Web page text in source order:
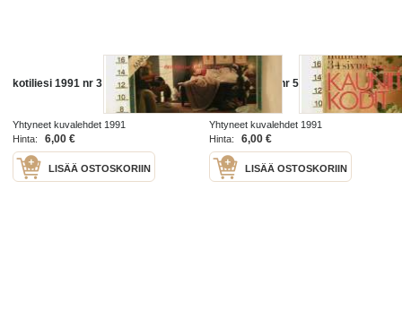
kotiliesi 1991 nr 3
Yhtyneet kuvalehdet 1991
Hinta:
6,00 €
LISÄÄ OSTOSKORIIN
kotiliesi 1991 nr 5
Yhtyneet kuvalehdet 1991
Hinta:
6,00 €
LISÄÄ OSTOSKORIIN